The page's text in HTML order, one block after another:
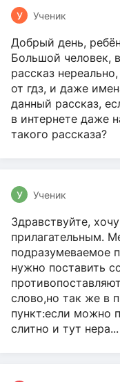
У Ученик
Добрый день,
Большой человек,
рассказ
от гдз, и даже
данный рассказ,
в интернете даже
такого рассказа?
У Ученик
Здравствуйте,
прилагательным.
подразумеваемое
нужно поставить
слово,но так же в
пункт:если можно
слитно и тут нера...